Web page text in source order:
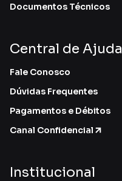
Documentos Técnicos
Central de Ajuda
Fale Conosco
Dúvidas Frequentes
Pagamentos e Débitos
Canal Confidencial
Institucional